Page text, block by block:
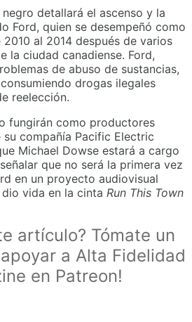
detallará el ascenso y la
Ford, quien se desempeñó como
al 2014 después de varios
la ciudad canadiense. Ford,
de abuso de sustancias,
drogas ilegales
reelección.
fungirán como productores
compañía Pacific Electric
Michael Dowse estará a cargo
que no será la primera vez
en un proyecto audiovisual
vida en la cinta Run This Town
artículo? Tómate un
a Alta Fidelidad
en Patreon!